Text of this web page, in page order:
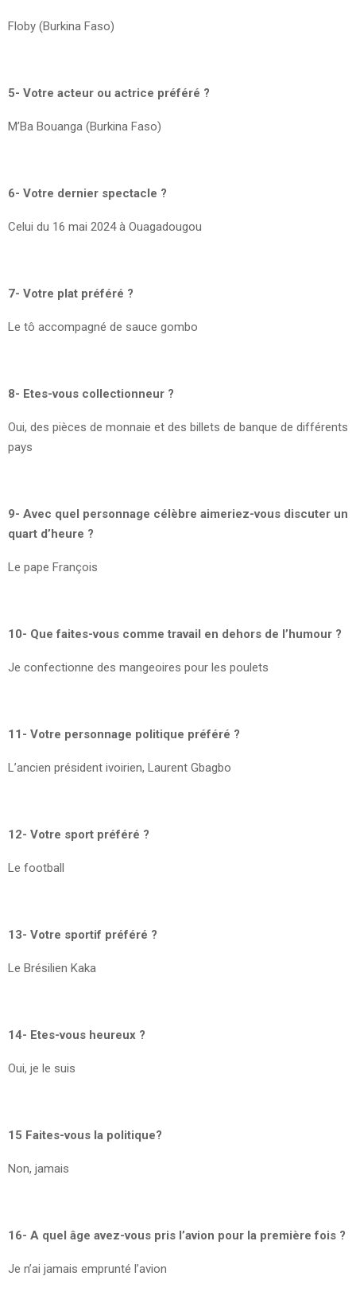
Floby (Burkina Faso)
5- Votre acteur ou actrice préféré ?
M’Ba Bouanga (Burkina Faso)
6- Votre dernier spectacle ?
Celui du 16 mai 2024 à Ouagadougou
7- Votre plat préféré ?
Le tô accompagné de sauce gombo
8- Etes-vous collectionneur ?
Oui, des pièces de monnaie et des billets de banque de différents
pays
9- Avec quel personnage célèbre aimeriez-vous discuter un
quart d’heure ?
Le pape François
10- Que faites-vous comme travail en dehors de l’humour ?
Je confectionne des mangeoires pour les poulets
11- Votre personnage politique préféré ?
L’ancien président ivoirien, Laurent Gbagbo
12- Votre sport préféré ?
Le football
13- Votre sportif préféré ?
Le Brésilien Kaka
14- Etes-vous heureux ?
Oui, je le suis
15 Faites-vous la politique?
Non, jamais
16- A quel âge avez-vous pris l’avion pour la première fois ?
Je n’ai jamais emprunté l’avion